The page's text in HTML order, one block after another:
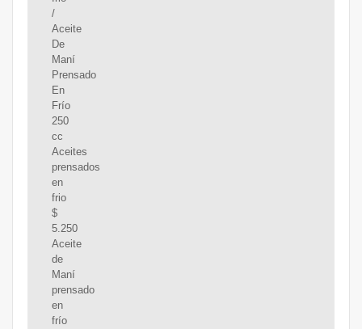
/
Aceite
De
Maní
Prensado
En
Frío
250
cc
Aceites
prensados
en
frio
$
5.250
Aceite
de
Maní
prensado
en
frío